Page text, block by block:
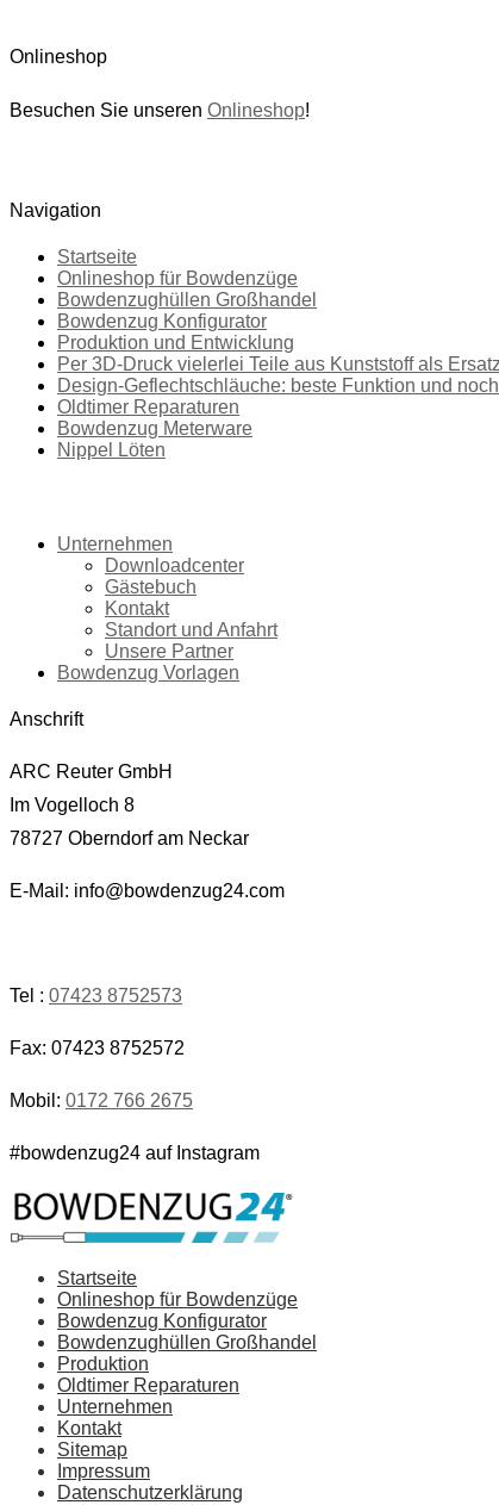
Onlineshop
Besuchen Sie unseren Onlineshop!
Navigation
Startseite
Onlineshop für Bowdenzüge
Bowdenzughüllen Großhandel
Bowdenzug Konfigurator
Produktion und Entwicklung
Per 3D-Druck vielerlei Teile aus Kunststoff als
Design-Geflechtschläuche: beste Funktion und
Oldtimer Reparaturen
Bowdenzug Meterware
Nippel Löten
Unternehmen
Downloadcenter
Gästebuch
Kontakt
Standort und Anfahrt
Unsere Partner
Bowdenzug Vorlagen
Anschrift
ARC Reuter GmbH
Im Vogelloch 8
78727 Oberndorf am Neckar
E-Mail: info@bowdenzug24.com
Tel : 07423 8752573
Fax: 07423 8752572
Mobil: 0172 766 2675
#bowdenzug24 auf Instagram
Startseite
Onlineshop für Bowdenzüge
Bowdenzug Konfigurator
Bowdenzughüllen Großhandel
Produktion
Oldtimer Reparaturen
Unternehmen
Kontakt
Sitemap
Impressum
Datenschutzerklärung